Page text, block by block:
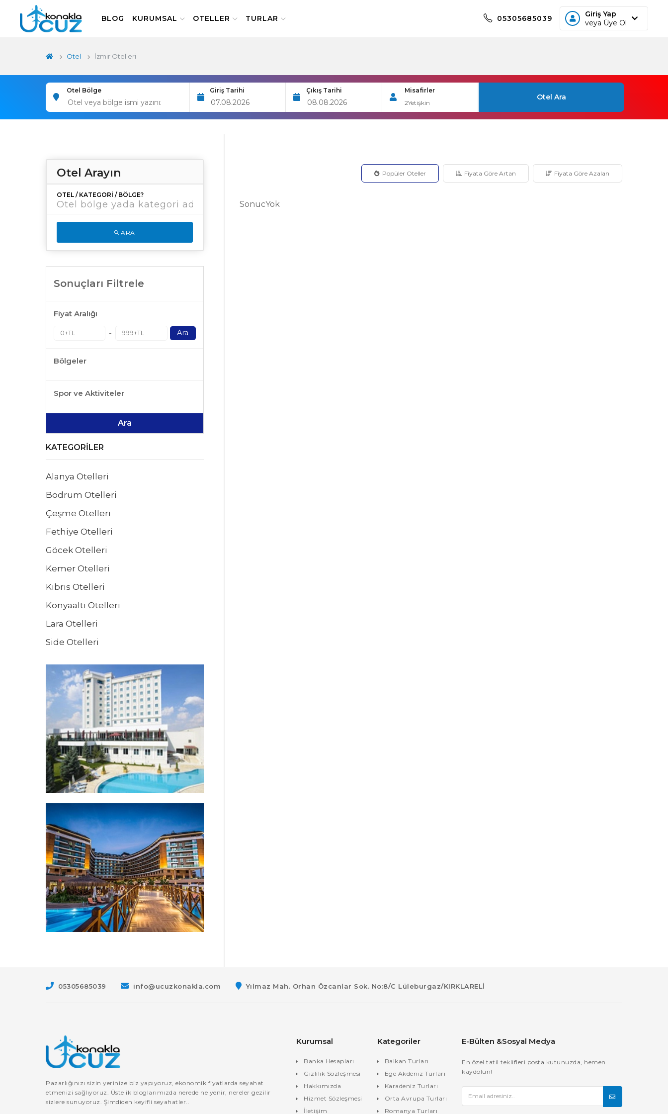
05305685039
Giriş Yap
veya Üye Ol
BLOG KURUMSAL OTELLER TURLAR
Otel İzmir Otelleri
Otel Bölge Giriş Tarihi Çıkış Tarihi
Misafirler
2Yetişkin
Otel Ara
Otel Arayın
OTEL / KATEGORI / BÖLGE?
ARA
Sonuçları Filtrele
Fiyat Aralığı
- Ara
Bölgeler
Spor ve Aktiviteler
Ara
KATEGORILER
Alanya Otelleri
Bodrum Otelleri
Çeşme Otelleri
Fethiye Otelleri
Göcek Otelleri
Kemer Otelleri
Kıbrıs Otelleri
Konyaaltı Otelleri
Lara Otelleri
Side Otelleri
Popüler Oteller Fiyata Göre Artan Fiyata Göre Azalan
SonucYok
05305685039 info@ucuzkonakla.com Yılmaz Mah. Orhan Özcanlar Sok. No:8/C Lüleburgaz/KIRKLARELİ
Pazarlığınızı sizin yerinize biz yapıyoruz, ekonomik fiyatlarda seyahat
etmenizi sağlıyoruz. Üstelik bloglarımızda nerede ne yenir, nereler gezilir
sizlere sunuyoruz. Şimdiden keyifli seyahatler..
Kurumsal
Banka Hesapları
Gizlilik Sözleşmesi
Hakkımızda
Hizmet Sözleşmesi
İletişim
Kategoriler
Balkan Turları
Ege Akdeniz Turları
Karadeniz Turları
Orta Avrupa Turları
Romanya Turları
E-Bülten &Sosyal Medya
En özel tatil teklifleri posta kutunuzda, hemen
kaydolun!